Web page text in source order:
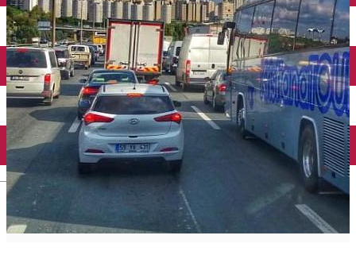
English
Închirieri auto
Închirieri biciclete
Taxi
Încărcare vehicule electrice